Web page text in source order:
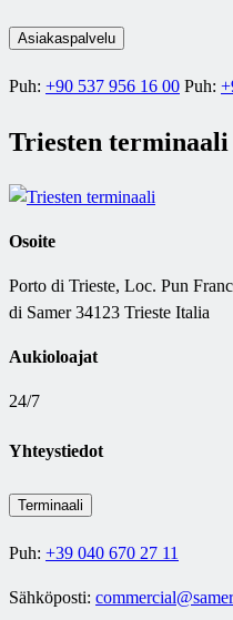
Asiakaspalvelu
Puh: +90 537 956 16 00 Puh:
Triesten terminaali
Osoite
Porto di Trieste, Loc. Pun
di Samer 34123 Trieste Italia
Aukioloajat
24/7
Yhteystiedot
Terminaali
Puh: +39 040 670 27 11
Sähköposti: